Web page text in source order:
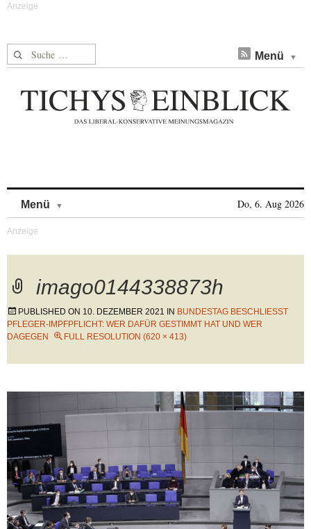
Suche nach: Menü
Menü Do, 6. Aug 2026
imago0144338873h
PUBLISHED ON 10. DEZEMBER 2021 IN BUNDESTAG BESCHLIESST P
FLEGER-IMPFPFLICHT: WER DAFÜR GESTIMMT HAT UND WER D
AGEGEN
FULL RESOLUTION (620 × 413)